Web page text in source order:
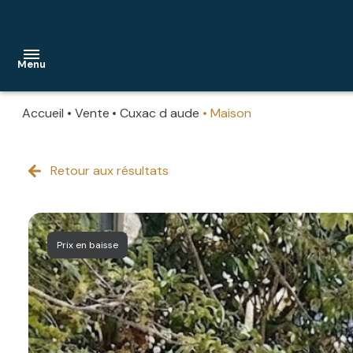
Menu
NOS
maisons
appartements
stationnements
murs
commerciaux
autres
PROGRAMMES
NEUFS
ESTIMER
VOTRE
BIEN
Accueil Vente Cuxac d aude Maison
Retour aux résultats
Prix en baisse